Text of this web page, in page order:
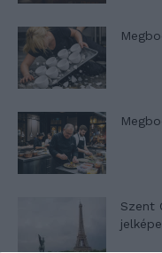
Szent
jelképe